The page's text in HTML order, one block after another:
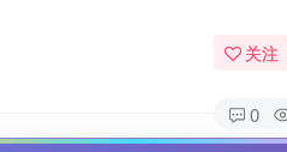
关注
0